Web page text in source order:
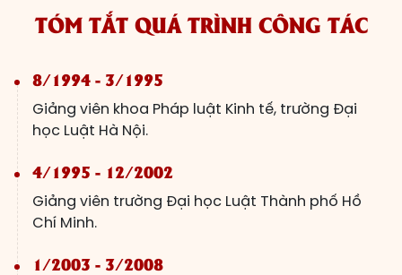
TÓM TẮT QUÁ TRÌNH CÔNG TÁC
8/1994 - 3/1995
Giảng viên khoa Pháp luật Kinh tế, trường Đại
học Luật Hà Nội.
4/1995 - 12/2002
Giảng viên trường Đại học Luật Thành phố Hồ
Chí Minh.
1/2003 - 3/2008